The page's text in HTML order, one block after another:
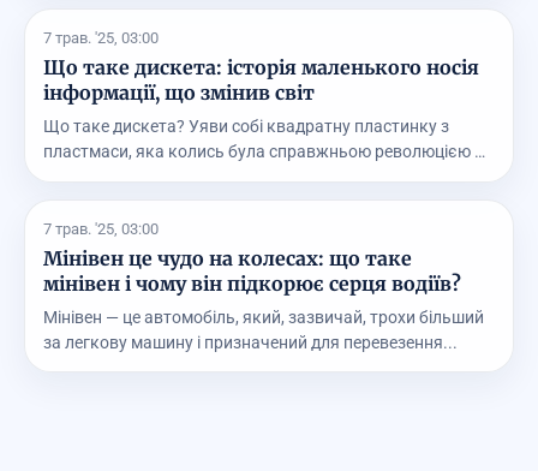
7 трав. '25, 03:00
Що таке дискета: історія маленького носія
інформації, що змінив світ
Що таке дискета? Уяви собі квадратну пластинку з
пластмаси, яка колись була справжньою революцією у
7 трав. '25, 03:00
Мінівен це чудо на колесах: що таке
мінівен і чому він підкорює серця водіїв?
Мінівен — це автомобіль, який, зазвичай, трохи більший
за легкову машину і призначений для перевезення...